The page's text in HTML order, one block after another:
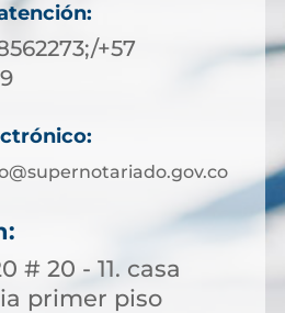
+57
# 20 - 11. casa
primer piso